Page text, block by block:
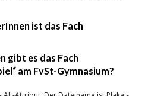
ist das Fach
gibt es das Fach
am FvSt-Gymnasium?